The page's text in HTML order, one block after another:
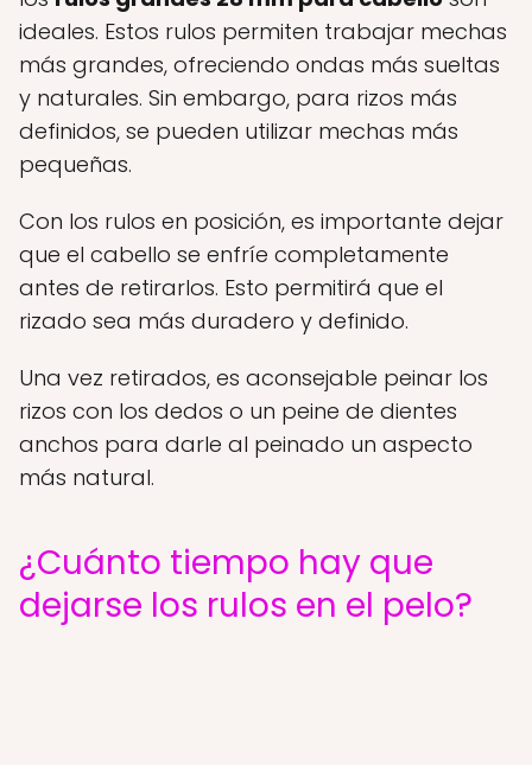
ideales. Estos rulos permiten trabajar mechas
más grandes, ofreciendo ondas más sueltas
y naturales. Sin embargo, para rizos más
definidos, se pueden utilizar mechas más
pequeñas.
Con los rulos en posición, es importante dejar
que el cabello se enfríe completamente
antes de retirarlos. Esto permitirá que el
rizado sea más duradero y definido.
Una vez retirados, es aconsejable peinar los
rizos con los dedos o un peine de dientes
anchos para darle al peinado un aspecto
más natural.
¿Cuánto tiempo hay que
dejarse los rulos en el pelo?